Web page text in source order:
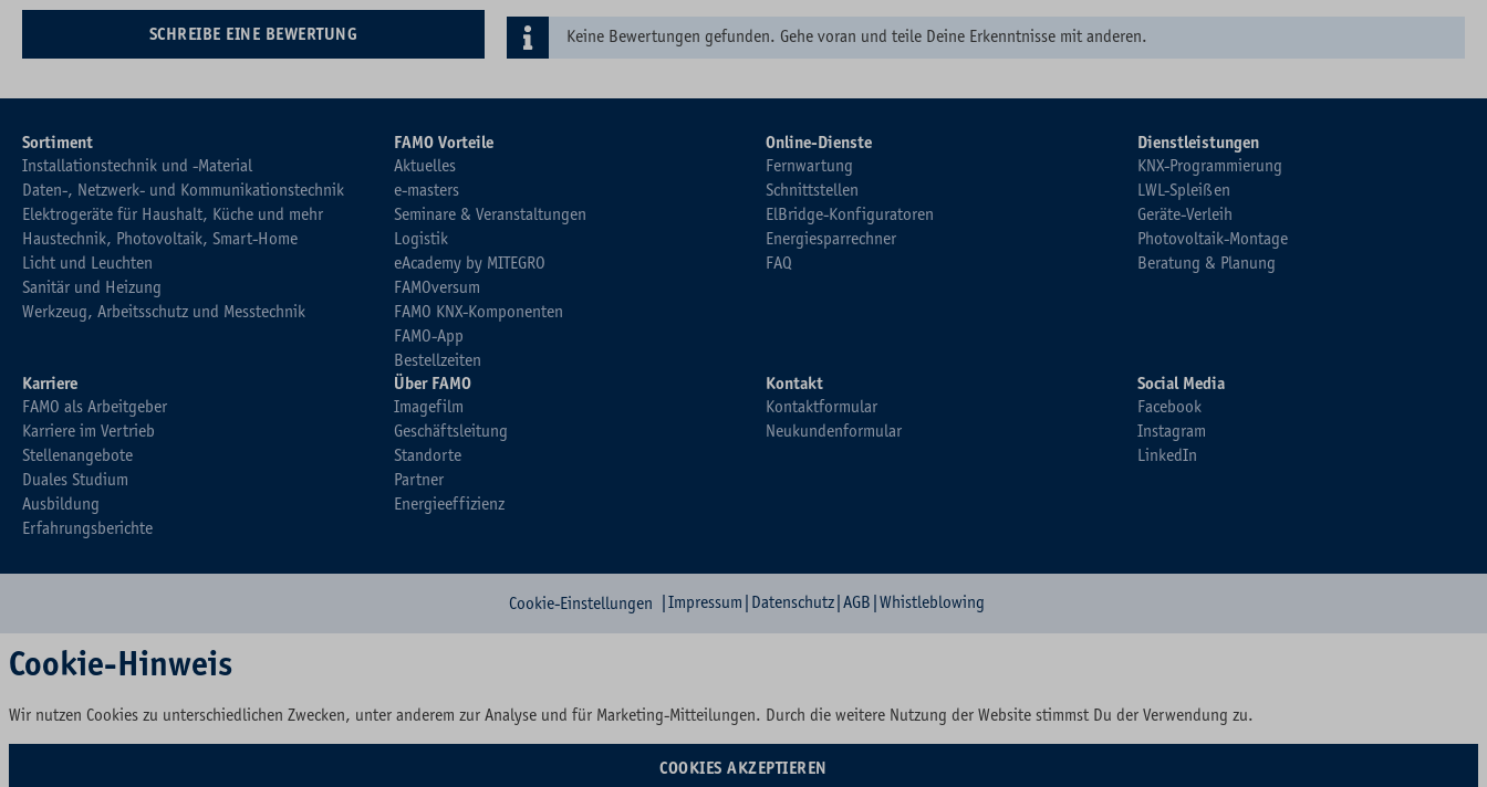
SCHREIBE EINE BEWERTUNG Keine Bewertungen gefunden. Gehe voran und teile Deine Erkenntnisse mit anderen.
Sortiment
Installationstechnik und -Material
Daten-, Netzwerk- und Kommunikationstechnik
Elektrogeräte für Haushalt, Küche und mehr
Haustechnik, Photovoltaik, Smart-Home
Licht und Leuchten
Sanitär und Heizung
Werkzeug, Arbeitsschutz und Messtechnik
FAMO Vorteile
Aktuelles
e-masters
Seminare & Veranstaltungen
Logistik
eAcademy by MITEGRO
FAMOversum
FAMO KNX-Komponenten
FAMO-App
Bestellzeiten
Online-Dienste
Fernwartung
Schnittstellen
ElBridge-Konfiguratoren
Energiesparrechner
FAQ
Dienstleistungen
KNX-Programmierung
LWL-Spleißen
Geräte-Verleih
Photovoltaik-Montage
Beratung & Planung
Karriere
FAMO als Arbeitgeber
Karriere im Vertrieb
Stellenangebote
Duales Studium
Ausbildung
Erfahrungsberichte
Über FAMO
Imagefilm
Geschäftsleitung
Standorte
Partner
Energieeffizienz
Kontakt
Kontaktformular
Neukundenformular
Social Media
Facebook
Instagram
LinkedIn
Cookie-Einstellungen Impressum Datenschutz AGB Whistleblowing
Cookie-Hinweis
Wir nutzen Cookies zu unterschiedlichen Zwecken, unter anderem zur Analyse und für Marketing-Mitteilungen. Durch die weitere Nutzung der Website stimmst Du der Verwendung zu.
COOKIES AKZEPTIEREN